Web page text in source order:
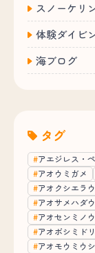
スノーケリ
体験ダイビ
海ブログ
タグ
アエジレス・
アオウミガメ
アオクシエラ
アオサメハダ
アオセンミノ
アオボシミド
アオモウミウ